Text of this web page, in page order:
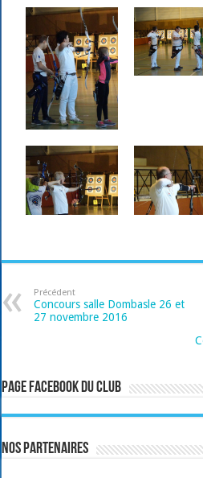
Précédent
Concours salle Dombasle 26 et
27 novembre 2016
Page Facebook du club
Nos partenaires